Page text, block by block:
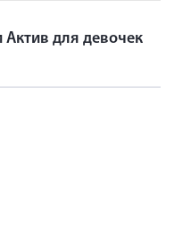
Актив для девочек